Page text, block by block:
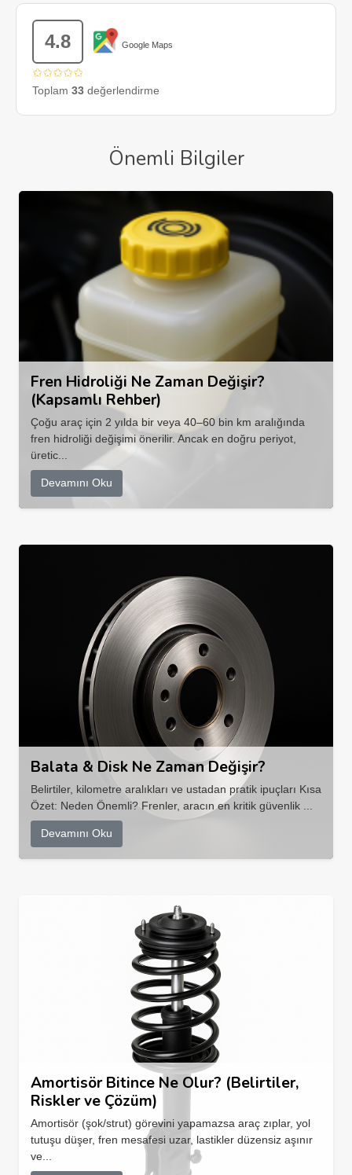
4.8 Google Maps
✩✩✩✩✩
Toplam 33 değerlendirme
Önemli Bilgiler
Fren Hidroliği Ne Zaman Değişir?
(Kapsamlı Rehber)
Çoğu araç için 2 yılda bir veya 40–60 bin km aralığında
fren hidroliği değişimi önerilir. Ancak en doğru periyot,
üretic...
Devamını Oku
Balata & Disk Ne Zaman Değişir?
Belirtiler, kilometre aralıkları ve ustadan pratik ipuçları Kısa
Özet: Neden Önemli? Frenler, aracın en kritik güvenlik ...
Devamını Oku
Amortisör Bitince Ne Olur? (Belirtiler,
Riskler ve Çözüm)
Amortisör (şok/strut) görevini yapamazsa araç zıplar, yol
tutuşu düşer, fren mesafesi uzar, lastikler düzensiz aşınır
ve...